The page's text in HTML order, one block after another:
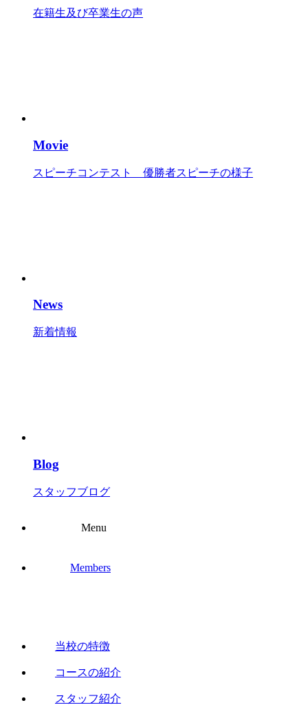
在籍生及び卒業生の声
Movie
スピーチコンテスト 優勝者スピーチの様子
News
新着情報
Blog
スタッフブログ
Menu
Members
当校の特徴
コースの紹介
スタッフ紹介